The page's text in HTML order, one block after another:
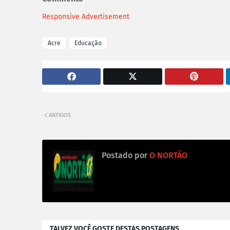
Responsive Advertisement
Acre Educação
ANTIGOS
Postado por O NORTÃO